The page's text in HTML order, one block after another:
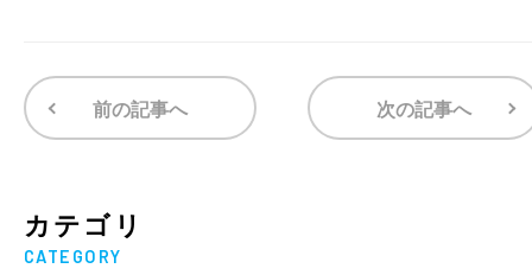
前の記事へ 次の記事へ
カテゴリ
CATEGORY